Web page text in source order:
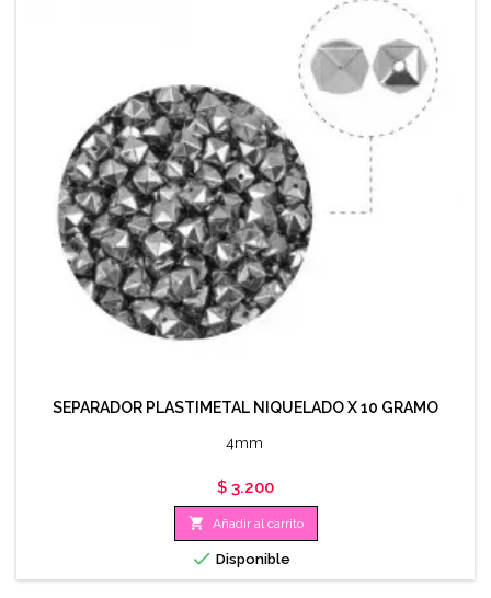
SEPARADOR PLASTIMETAL NIQUELADO X 10 GRAMO
4mm
Precio
$ 3.200
 Añadir al carrito
 Disponible